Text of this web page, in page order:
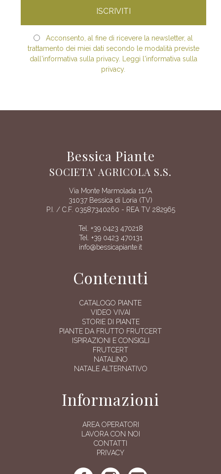
Acconsento, al fine di ricevere la newsletter, al
trattamento dei miei dati secondo le modalità previste
dall'informativa sulla privacy. Leggi l'informativa sulla
privacy.
Bessica Piante
SOCIETA' AGRICOLA S.S.
Via Monte Marmolada 11/A
31037 Bessica di Loria (TV)
P.I. / C.F. 03587340260 - REA TV 282965
Tel. +39 0423 470218
Tel. +39 0423 470131
info@bessicapiante.it
Contenuti
CATALOGO PIANTE
VIDEO VIVAI
STORIE DI PIANTE
PIANTE DA FRUTTO FRUTCERT
ISPIRAZIONI E CONSIGLI
FRUTCERT
NATALINO
NATALE ALTERNATIVO
Informazioni
AREA OPERATORI
LAVORA CON NOI
CONTATTI
PRIVACY